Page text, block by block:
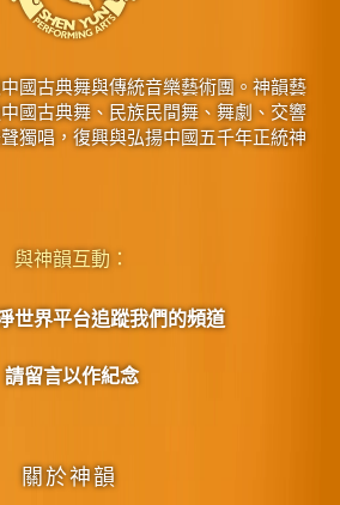
國古典舞與傳統音樂藝術團。神韻藝
國古典舞、民族民間舞、舞劇、交響
獨唱，復興與弘揚中國五千年正統神
關於神韻
與神韻互動：
世界平台追蹤我們的頻道
請留言以作紀念